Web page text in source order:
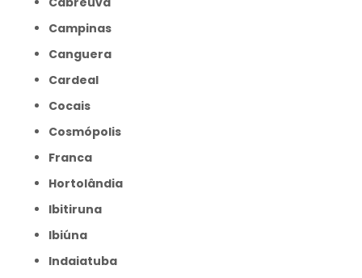
Campinas
Canguera
Cardeal
Cocais
Cosmópolis
Franca
Hortolândia
Ibitiruna
Ibiúna
Indaiatuba